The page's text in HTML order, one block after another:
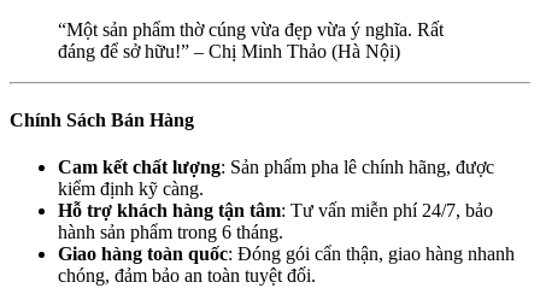
“Một sản phẩm thờ cúng vừa đẹp vừa ý nghĩa. Rất
đáng để sở hữu!” – Chị Minh Thảo (Hà Nội)
Chính Sách Bán Hàng
Cam kết chất lượng: Sản phẩm pha lê chính hãng, được
kiểm định kỹ càng.
Hỗ trợ khách hàng tận tâm: Tư vấn miễn phí 24/7, bảo
hành sản phẩm trong 6 tháng.
Giao hàng toàn quốc: Đóng gói cẩn thận, giao hàng nhanh
chóng, đảm bảo an toàn tuyệt đối.